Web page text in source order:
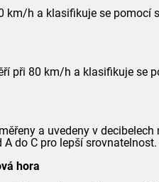
km/h a klasifikuje se pomocí
při 80 km/h a klasifikuje se
a uvedeny v
do C pro lepší srovnatelnost.
hora